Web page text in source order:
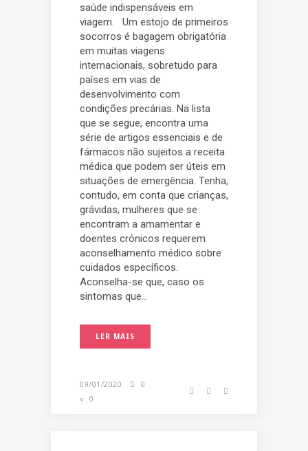
saúde indispensáveis em
viagem. Um estojo de primeiros
socorros é bagagem obrigatória
em muitas viagens
internacionais, sobretudo para
países em vias de
desenvolvimento com
condições precárias. Na lista
que se segue, encontra uma
série de artigos essenciais e de
fármacos não sujeitos a receita
médica que podem ser úteis em
situações de emergência. Tenha,
contudo, em conta que crianças,
grávidas, mulheres que se
encontram a amamentar e
doentes crónicos requerem
aconselhamento médico sobre
cuidados específicos.
Aconselha-se que, caso os
sintomas que...
LER MAIS
09/01/2020
0
0